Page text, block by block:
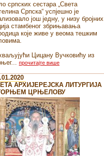
српских сестара „Света
Српска“ успјешно је
још једну, у низу бројних
стамбеног збрињавања
које живе у веома тешким
Цицану Вучковићу из
прочитајте више
АРХИЈЕРЕЈСКА ЛИТУРГИЈА
ЦРЊЕЛОВУ